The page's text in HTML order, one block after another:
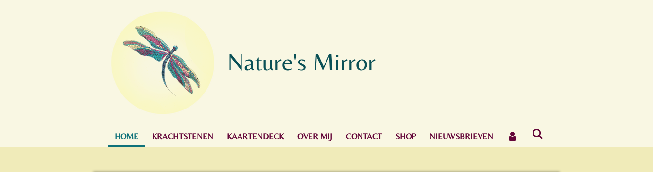
Nature's Mirror
HOME KRACHTSTENEN KAARTENDECK OVER MIJ CONTACT SHOP NIEUWSBRIEVEN